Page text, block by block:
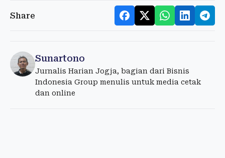
Share
Sunartono
Jurnalis Harian Jogja, bagian dari Bisnis
Indonesia Group menulis untuk media cetak
dan online